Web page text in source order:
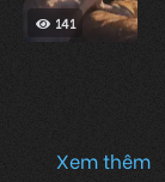
141
Xem thêm